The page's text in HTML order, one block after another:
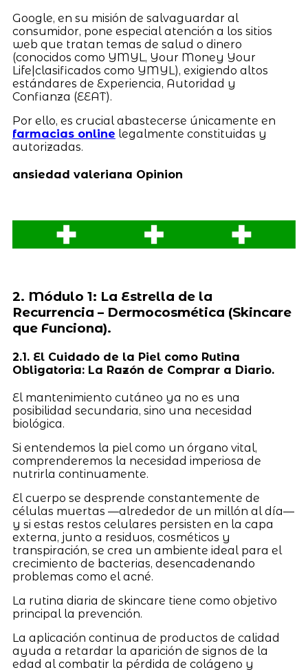
Google, en su misión de salvaguardar al
consumidor, pone especial atención a los sitios
web que tratan temas de salud o dinero
(conocidos como YMYL, Your Money Your
Life|clasificados como YMYL), exigiendo altos
estándares de Experiencia, Autoridad y
Confianza (EEAT).
Por ello, es crucial abastecerse únicamente en
farmacias online legalmente constituidas y
autorizadas.
ansiedad valeriana Opinion
2. Módulo 1: La Estrella de la
Recurrencia – Dermocosmética (Skincare
que Funciona).
2.1. El Cuidado de la Piel como Rutina
Obligatoria: La Razón de Comprar a Diario.
El mantenimiento cutáneo ya no es una
posibilidad secundaria, sino una necesidad
biológica.
Si entendemos la piel como un órgano vital,
comprenderemos la necesidad imperiosa de
nutrirla continuamente.
El cuerpo se desprende constantemente de
células muertas —alrededor de un millón al día—
y si estas restos celulares persisten en la capa
externa, junto a residuos, cosméticos y
transpiración, se crea un ambiente ideal para el
crecimiento de bacterias, desencadenando
problemas como el acné.
La rutina diaria de skincare tiene como objetivo
principal la prevención.
La aplicación continua de productos de calidad
ayuda a retardar la aparición de signos de la
edad al combatir la pérdida de colágeno y